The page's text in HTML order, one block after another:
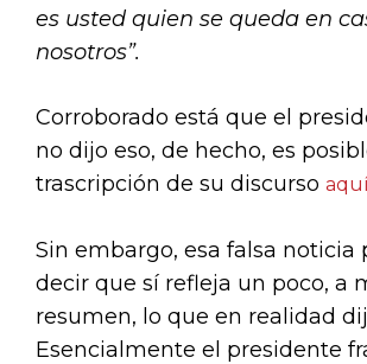
es usted quien se queda en
nosotros”.
Corroborado está que el
no dijo eso, de hecho, es
trascripción de su discurso
Sin embargo, esa falsa noticia
decir que sí refleja un poco, a
resumen, lo que en realidad
Esencialmente el presidente